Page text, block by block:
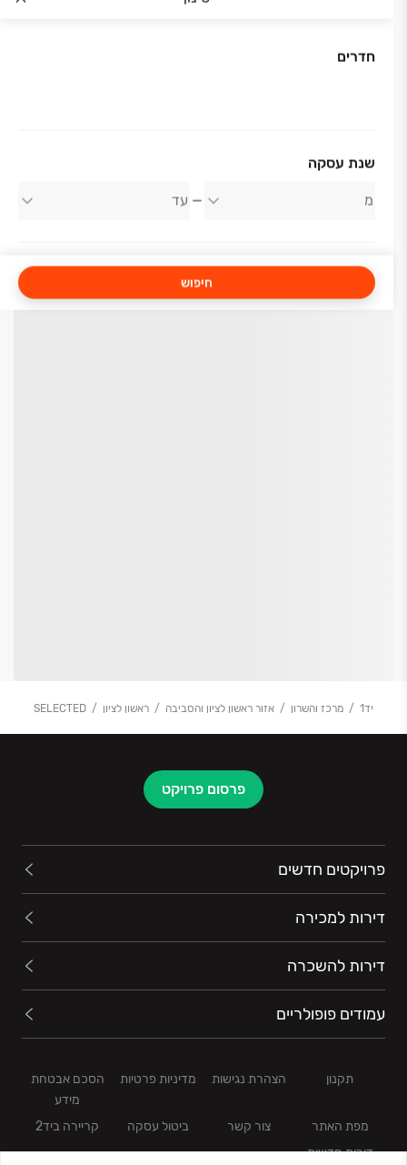
חדרים
שנת עסקה
חיפוש
יד1 מרכז והשרון אזור ראשון לציון והסביבה ראשון לציון SELECTED
פרסום פרויקט
פרויקטים חדשים
דירות למכירה
דירות להשכרה
עמודים פופולריים
תקנון הצהרת נגישות מדיניות פרטיות
הסכם אבטחת
מידע
מפת האתר
צור קשר ביטול עסקה
קריירה ביד2
דירות חדשות